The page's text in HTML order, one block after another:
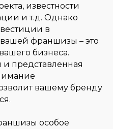
известности
и т.д. Однако
в
франшизы – это
бизнеса.
представленная
вашему бренду
особое